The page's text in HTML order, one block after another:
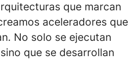
que marcan
aceleradores que
No solo se ejecutan
que se desarrollan